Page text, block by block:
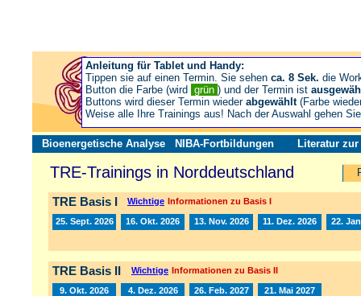
Bioenergetische Analyse NIBA-Fortbildungen Literatur zur
TRE-Trainings in Norddeutschland
TRE Basis I Wichtige Informationen zu Basis I
25. Sept. 2026 16. Okt. 2026 13. Nov. 2026 11. Dez. 2026 22.
TRE Basis II Wichtige Informationen zu Basis II
9. Okt. 2026 4. Dez. 2026 26. Feb. 2027 21. Mai 2027
Anleitung für Tablet und Handy:
Tippen sie auf einen Termin. Sie sehen ca. 8 Sek. die
Button die Farbe (wird grün ) und der Termin ist
Buttons wird dieser Termin wieder abgewählt(Farbe
Weise alle Ihre Trainings aus! Nach der Auswahl gehen